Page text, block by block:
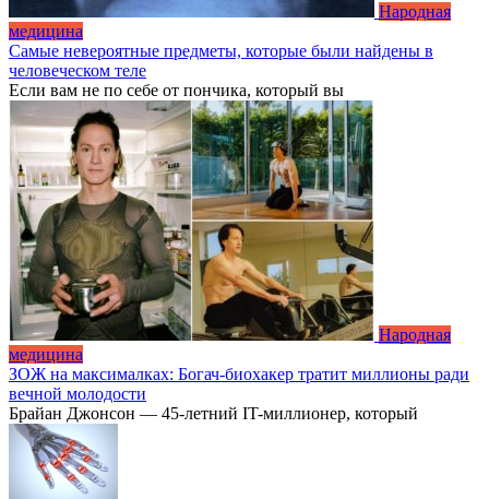
Народная
медицина
Самые невероятные предметы, которые были найдены в
человеческом теле
Если вам не по себе от пончика, который вы
Народная
медицина
ЗОЖ на максималках: Богач-биохакер тратит миллионы ради
вечной молодости
Брайан Джонсон — 45-летний IT-миллионер, который